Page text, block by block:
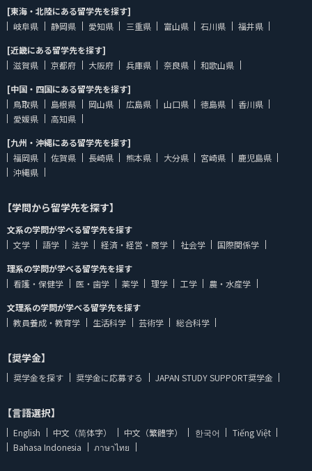
[東海・北陸にある留学先を探す]
岐阜県
静岡県 愛知県 三重県 富山県 石川県
福井県
[近畿にある留学先を探す]
滋賀県
京都府 大阪府 兵庫県 奈良県
和歌山県
[中国・四国にある留学先を探す]
鳥取県
島根県 岡山県 広島県 山口県 徳島県
香川県
愛媛県
高知県
[九州・沖縄にある留学先を探す]
福岡県
佐賀県 長崎県 熊本県 大分県 宮崎県
鹿児島県
沖縄県
【学問から留学先を探す】
文系の学問が学べる留学先を探す
文学
語学 法学 経済・経営・商学 社会学
国際関係学
理系の学問が学べる留学先を探す
看護・保健学
医・歯学 薬学 理学 工学
農・水産学
文理系の学問が学べる留学先を探す
教員養成・教育学
生活科学 芸術学 総合科学
【奨学金】
奨学金を探す 奨学金に応募する JAPAN STUDY SUPPORT奨学金
【言語選択】
English 中文（简体字） 中文（繁體字） 한국어
Tiếng Việt
Bahasa Indonesia
ภาษาไทย